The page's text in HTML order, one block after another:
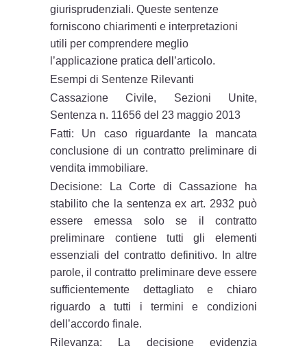
giurisprudenziali. Queste sentenze
forniscono chiarimenti e interpretazioni
utili per comprendere meglio
l’applicazione pratica dell’articolo.
Esempi di Sentenze Rilevanti
Cassazione Civile, Sezioni Unite,
Sentenza n. 11656 del 23 maggio 2013
Fatti: Un caso riguardante la mancata
conclusione di un contratto preliminare di
vendita immobiliare.
Decisione: La Corte di Cassazione ha
stabilito che la sentenza ex art. 2932 può
essere emessa solo se il contratto
preliminare contiene tutti gli elementi
essenziali del contratto definitivo. In altre
parole, il contratto preliminare deve essere
sufficientemente dettagliato e chiaro
riguardo a tutti i termini e condizioni
dell’accordo finale.
Rilevanza: La decisione evidenzia